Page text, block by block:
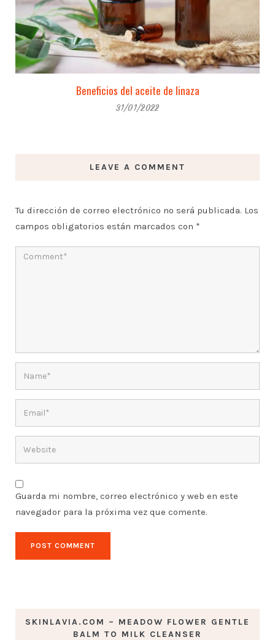
Beneficios del aceite de linaza
31/01/2022
LEAVE A COMMENT
Tu dirección de correo electrónico no será publicada. Los
campos obligatorios están marcados con *
Guarda mi nombre, correo electrónico y web en este
navegador para la próxima vez que comente.
SKINLAVIA.COM – MEADOW FLOWER GENTLE
BALM TO MILK CLEANSER